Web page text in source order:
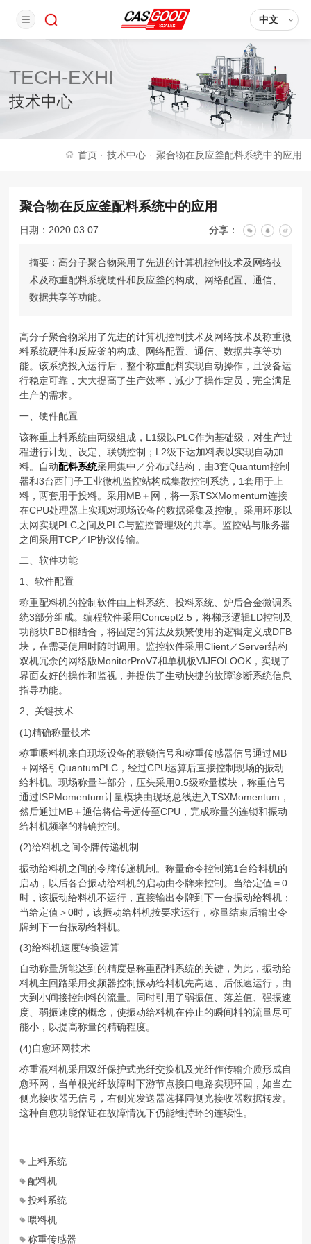
中文
TECH-EXHI
技术中心
首页 · 技术中心 · 聚合物在反应釜配料系统中的应用
聚合物在反应釜配料系统中的应用
日期：2020.03.07 分享：
摘要：高分子聚合物采用了先进的计算机控制技术及网络技
术及称重配料系统硬件和反应釜的构成、网络配置、通信、
数据共享等功能。
高分子聚合物采用了先进的计算机控制技术及网络技术及称重微
料系统硬件和反应釜的构成、网络配置、通信、数据共享等功
能。该系统投入运行后，整个称重配料实现自动操作，且设备运
行稳定可靠，大大提高了生产效率，减少了操作定员，完全满足
生产的需求。
一、硬件配置
该称重上料系统由两级组成，L1级以PLC作为基础级，对生产过
程进行计划、设定、联锁控制；L2级下达加料表以实现自动加
料。自动配料系统采用集中／分布式结构，由3套Quantum控制
器和3台西门子工业微机监控站构成集散控制系统，1套用于上
料，两套用于投料。采用MB＋网，将一系TSXMomentum连接
在CPU处理器上实现对现场设备的数据采集及控制。采用环形以
太网实现PLC之间及PLC与监控管理级的共享。监控站与服务器
之间采用TCP／IP协议传输。
二、软件功能
1、软件配置
称重配料机的控制软件由上料系统、投料系统、炉后合金微调系
统3部分组成。编程软件采用Concept2.5，将梯形逻辑LD控制及
功能块FBD相结合，将固定的算法及频繁使用的逻辑定义成DFB
块，在需要使用时随时调用。监控软件采用Client／Server结构
双机冗余的网络版MonitorProV7和单机板VIJEOLOOK，实现了
界面友好的操作和监视，并提供了生动快捷的故障诊断系统信息
指导功能。
2、关键技术
(1)精确称量技术
称重喂料机来自现场设备的联锁信号和称重传感器信号通过MB
＋网络引QuantumPLC，经过CPU运算后直接控制现场的振动
给料机。现场称量斗部分，压头采用0.5级称量模块，称重信号
通过ISPMomentum计量模块由现场总线进入TSXMomentum，
然后通过MB＋通信将信号远传至CPU，完成称量的连锁和振动
给料机频率的精确控制。
(2)给料机之间令牌传递机制
振动给料机之间的令牌传递机制。称量命令控制第1台给料机的
启动，以后各台振动给料机的启动由令牌来控制。当给定值＝0
时，该振动给料机不运行，直接输出令牌到下一台振动给料机；
当给定值＞0时，该振动给料机按要求运行，称量结束后输出令
牌到下一台振动给料机。
(3)给料机速度转换运算
自动称量所能达到的精度是称重配料系统的关键，为此，振动给
料机主回路采用变频器控制振动给料机先高速、后低速运行，由
大到小间接控制料的流量。同时引用了弱振值、落差值、强振速
度、弱振速度的概念，使振动给料机在停止的瞬间料的流量尽可
能小，以提高称量的精确程度。
(4)自愈环网技术
称重混料机采用双纤保护式光纤交换机及光纤作传输介质形成自
愈环网，当单根光纤故障时下游节点接口电路实现环回，如当左
侧光接收器无信号，右侧光发送器选择同侧光接收器数据转发。
这种自愈功能保证在故障情况下仍能维持环的连续性。
上料系统
配料机
投料系统
喂料机
称重传感器